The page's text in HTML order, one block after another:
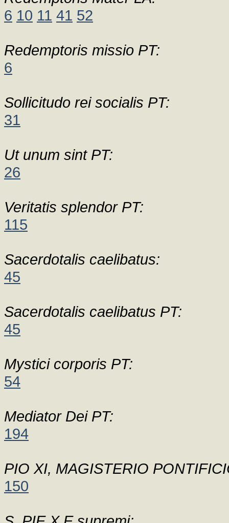
6 10 11 41 52
Redemptoris missio PT:
6
Sollicitudo rei socialis PT:
31
Ut unum sint PT:
26
Veritatis splendor PT:
115
Sacerdotalis caelibatus:
45
Sacerdotalis caelibatus PT:
45
Mystici corporis PT:
54
Mediator Dei PT:
194
PIO XI, MAGISTERIO
150